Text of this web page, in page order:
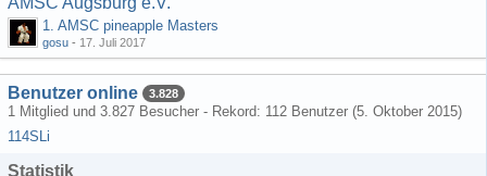
1. AMSC pineapple Masters
gosu - 17. Juli 2017
Benutzer online 3.828
1 Mitglied und 3.827 Besucher - Rekord: 112 Benutzer (5. Oktober 2015)
114SLi
Statistik